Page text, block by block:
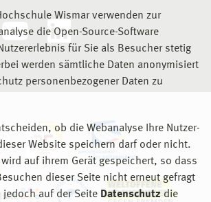
Wismar verwenden zur
die Open-Source-Software
für Sie als Besucher stetig
werden sämtliche Daten anonymisiert
personenbezogener Daten zu
ob die Webanalyse Ihre Nutzer-
Website speichern darf oder nicht.
wird auf ihrem Gerät gespeichert, so dass
dieser Seite nicht erneut gefragt
jedoch auf der Seite Datenschutz die